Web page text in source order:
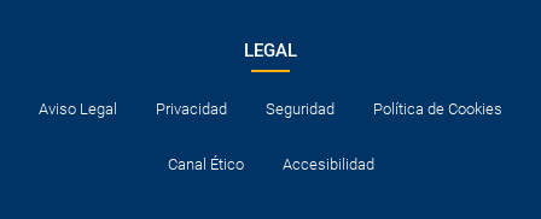
LEGAL
Aviso Legal Privacidad Seguridad Política de Cookies
Canal Ético Accesibilidad